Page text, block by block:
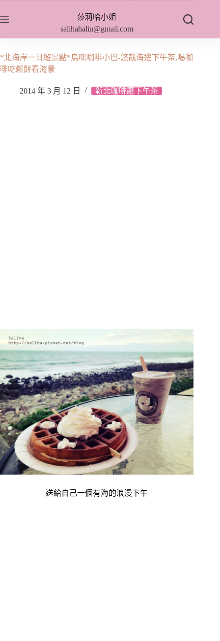
至
內
容
莎莉哈小姐
salihahalin@gmail.com
*北海岸一日遊景點*烏咪咖啡小巴-悠哉海邊下午茶,喝咖
啡吃鬆餅看海景
2014 年 3 月 12 日 新北咖啡廳下午茶
送給自己一個有海的浪漫下午